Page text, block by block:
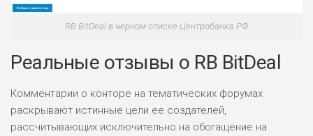
RB BitDeal в черном списке Центробанка РФ
Реальные отзывы о RB BitDeal
Комментарии о конторе на тематических форумах
раскрывают истинные цели ее создателей,
рассчитывающих исключительно на обогащение на